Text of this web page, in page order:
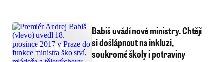
Babiš uvádí nové ministry. Chtějí
si došlápnout na inkluzi,
soukromé školy i potraviny